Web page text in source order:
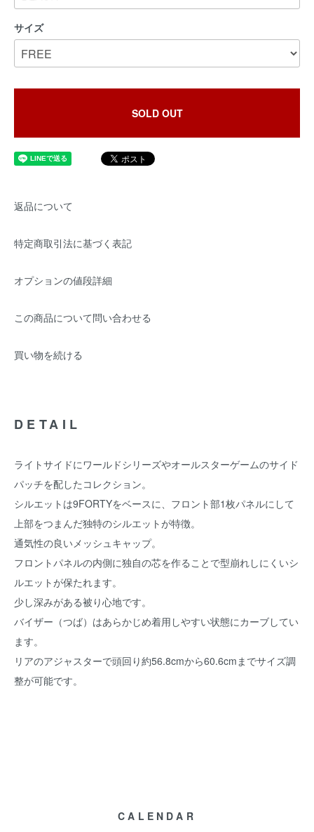
サイズ
SOLD OUT
返品について
特定商取引法に基づく表記
オプションの値段詳細
この商品について問い合わせる
買い物を続ける
DETAIL
ライトサイドにワールドシリーズやオールスターゲームのサイド
パッチを配したコレクション。
シルエットは9FORTYをベースに、フロント部1枚パネルにして
上部をつまんだ独特のシルエットが特徴。
通気性の良いメッシュキャップ。
フロントパネルの内側に独自の芯を作ることで型崩れしにくいシ
ルエットが保たれます。
少し深みがある被り心地です。
バイザー（つば）はあらかじめ着用しやすい状態にカーブしてい
ます。
リアのアジャスターで頭回り約56.8cmから60.6cmまでサイズ調
整が可能です。
CALENDAR